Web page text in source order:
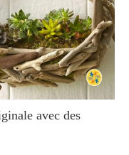
avec des